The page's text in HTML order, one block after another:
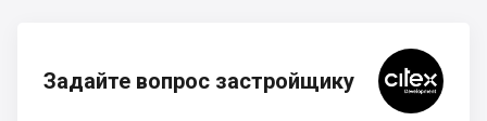
Задайте вопрос застройщику